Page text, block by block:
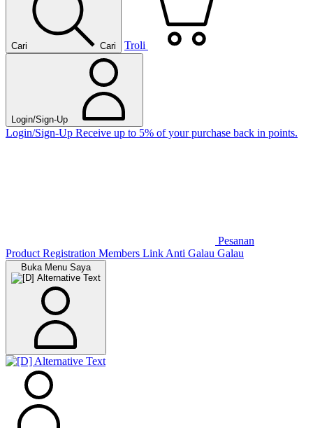
Cari Cari Troli
Login/Sign-Up
Login/Sign-Up Receive up to 5% of your purchase back in points.
Pesanan
Product Registration Members Link Anti Galau Galau
Buka Menu Saya